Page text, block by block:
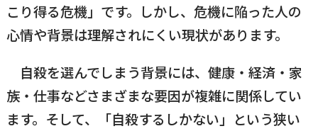
こり得る危機」です。しかし、危機に陥った人の
心情や背景は理解されにくい現状があります。
自殺を選んでしまう背景には、健康・経済・家
族・仕事などさまざまな要因が複雑に関係してい
ます。そして、「自殺するしかない」という狭い